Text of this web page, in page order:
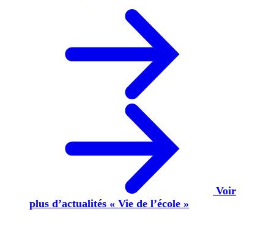
Voir
plus d’actualités « Vie de l’école »